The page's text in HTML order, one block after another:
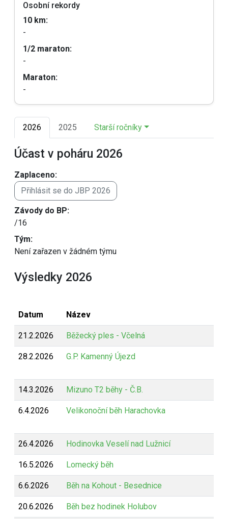
Osobní rekordy
10 km:
-
1/2 maraton:
-
Maraton:
-
2026 2025 Starší ročníky
Účast v poháru 2026
Zaplaceno:
Přihlásit se do JBP 2026
Závody do BP:
/16
Tým:
Není zařazen v žádném týmu
Výsledky 2026
Datum Název
21.2.2026 Běžecký ples - Včelná
28.2.2026 G.P. Kamenný Újezd
14.3.2026 Mizuno T2 běhy - Č.B.
6.4.2026 Velikonoční běh Harachovka
26.4.2026 Hodinovka Veselí nad Lužnicí
16.5.2026 Lomecký běh
6.6.2026 Běh na Kohout - Besednice
20.6.2026 Běh bez hodinek Holubov